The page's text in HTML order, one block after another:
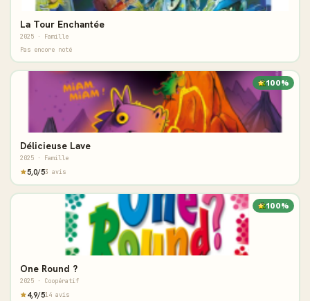
La Tour Enchantée
2025 · Famille
Pas encore noté
100%
Délicieuse Lave
2025 · Famille
5,0/53 avis
100%
One Round ?
2025 · Coopératif
4,9/514 avis